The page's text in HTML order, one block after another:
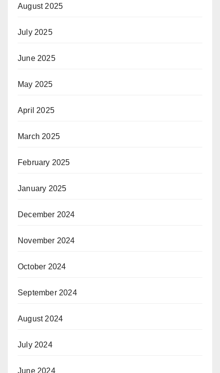
August 2025
July 2025
June 2025
May 2025
April 2025
March 2025
February 2025
January 2025
December 2024
November 2024
October 2024
September 2024
August 2024
July 2024
June 2024